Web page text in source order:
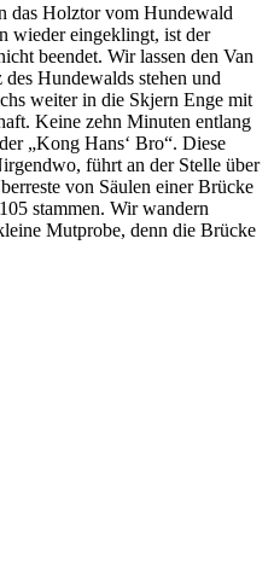
das Holztor vom Hundewald
wieder eingeklingt, ist der
beendet. Wir lassen den Van
Hundewalds stehen und
weiter in die Skjern Enge mit
Keine zehn Minuten entlang
„Kong Hans‘ Bro“. Diese
führt an der Stelle über
von Säulen einer Brücke
stammen. Wir wandern
Mutprobe, denn die Brücke